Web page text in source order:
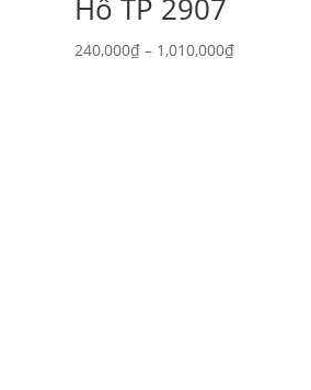
Hổ TP 2907
240,000₫ – 1,010,000₫Khoảng